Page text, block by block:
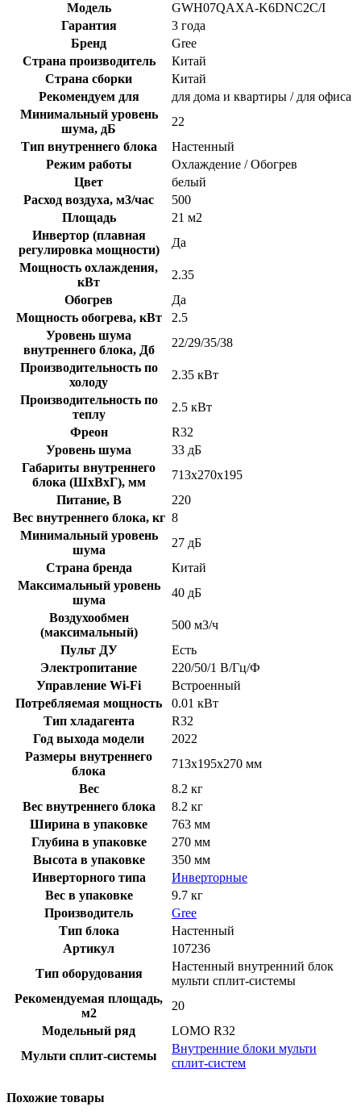
Модель
GWH07QAXA-K6DNC2C/I
Гарантия
3 года
Бренд
Gree
Страна производитель
Китай
Страна сборки
Китай
Рекомендуем для
для дома и квартиры / для офиса
Минимальный уровень
шума, дБ
22
Тип внутреннего блока
Настенный
Режим работы
Охлаждение / Обогрев
Цвет
белый
Расход воздуха, м3/час
500
Площадь
21 м2
Инвертор (плавная
регулировка мощности)
Да
Мощность охлаждения,
кВт
2.35
Обогрев
Да
Мощность обогрева, кВт
2.5
Уровень шума
внутреннего блока, Дб
22/29/35/38
Производительность по
холоду
2.35 кВт
Производительность по
теплу
2.5 кВт
Фреон
R32
Уровень шума
33 дБ
Габариты внутреннего
блока (ШхВхГ), мм
713х270х195
Питание, В
220
Вес внутреннего блока, кг 8
Минимальный уровень
шума
27 дБ
Страна бренда
Китай
Максимальный уровень
шума
40 дБ
Воздухообмен
(максимальный)
500 м3/ч
Пульт ДУ
Есть
Электропитание
220/50/1 В/Гц/Ф
Управление Wi-Fi
Встроенный
Потребляемая мощность
0.01 кВт
Тип хладагента
R32
Год выхода модели
2022
Размеры внутреннего
блока
713x195x270 мм
Вес
8.2 кг
Вес внутреннего блока
8.2 кг
Ширина в упаковке
763 мм
Глубина в упаковке
270 мм
Высота в упаковке
350 мм
Инверторного типа
Инверторные
Вес в упаковке
9.7 кг
Производитель
Gree
Тип блока
Настенный
Артикул
107236
Тип оборудования
Настенный внутренний блок
мульти сплит-системы
Рекомендуемая площадь,
м2
20
Модельный ряд
LOMO R32
Мульти сплит-системы
Внутренние блоки мульти
сплит-систем
Похожие товары